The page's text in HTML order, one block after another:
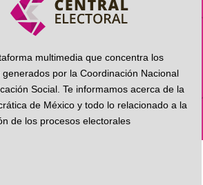
multimedia que concentra los
generados por la Coordinación Nacional
Social. Te informamos acerca de la
de México y todo lo relacionado a la
de los procesos electorales